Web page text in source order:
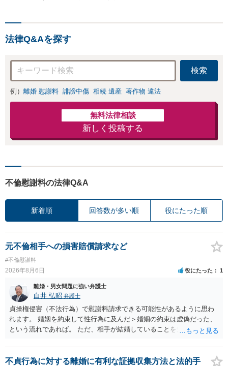
法律Q&Aを探す
検索
例） 離婚 慰謝料 誹謗中傷 相続 遺産 著作物 違法
無料法律相談
新しく投稿する
不倫慰謝料の法律Q&A
新着順 回答数が多い順 役にたった順
元不倫相手への損害賠償請求など
#不倫慰謝料
2026年8月6日 役にたった 1
離婚・男女問題に強い弁護士
白井 弘昭 弁護士
貞操権侵害（不法行為）で慰謝料請求できる可能性があるように思わ
れます。 婚姻を約束して性行為に及んだ＞婚姻の約束は虚偽だった、
という流れであれば。 ただ、相手が結婚していることを知って行為に
性も認められそうですので、あまり慰謝料は高額にならないように思
われます。 一度、最寄りの弁護士に相談してみてください。
不貞行為に対する離婚に有利な証拠収集方法と法的手